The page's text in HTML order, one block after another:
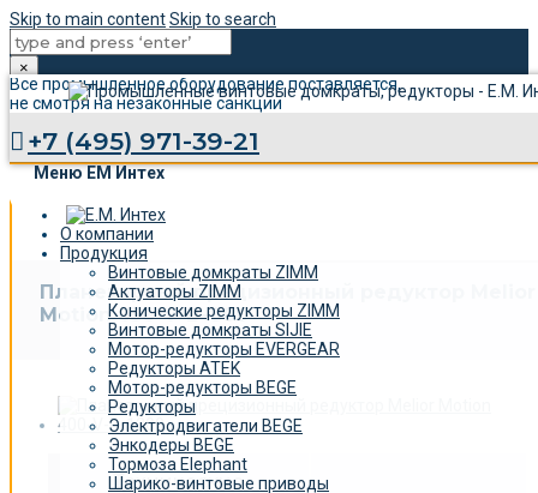
Skip to main contentSkip to search
×
Все промышленное оборудование поставляется,
не смотря на незаконные санкции
+7 (495) 971-39-21
Меню ЕМ Интех
О компании
Продукция
Винтовые домкраты ZIMM
Актуаторы ZIMM
Конические редукторы ZIMM
Винтовые домкраты SIJIE
Мотор-редукторы EVERGEAR
Редукторы ATEK
Мотор-редукторы BEGE
Редукторы
Электродвигатели BEGE
Энкодеры BEGE
Тормоза Elephant
Шарико-винтовые приводы
Планетарный прецизионный редуктор Melior
Motion 056-V-B-800
Технические